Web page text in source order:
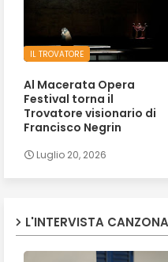
IL TROVATORE
Al Macerata Opera
Festival torna il
Trovatore visionario di
Francisco Negrin
Luglio 20, 2026
L'INTERVISTA